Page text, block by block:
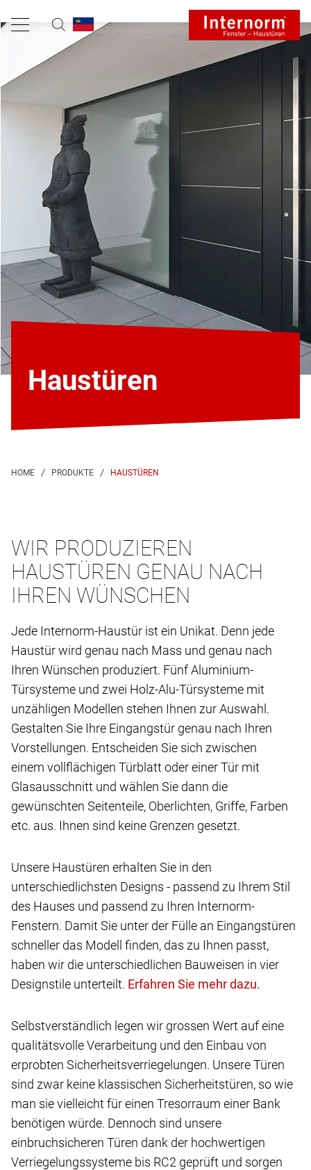
Haustüren
HAUSTÜREN
WIR PRODUZIEREN
HAUSTÜREN GENAU NACH
IHREN WÜNSCHEN
Jede Internorm-Haustür ist ein Unikat. Denn jede
Haustür wird genau nach Mass und genau nach
Ihren Wünschen produziert. Fünf Aluminium-
Türsysteme und zwei Holz-Alu-Türsysteme mit
unzähligen Modellen stehen Ihnen zur Auswahl.
Gestalten Sie Ihre Eingangstür genau nach Ihren
Vorstellungen. Entscheiden Sie sich zwischen
einem vollflächigen Türblatt oder einer Tür mit
Glasausschnitt und wählen Sie dann die
gewünschten Seitenteile, Oberlichten, Griffe, Farben
etc. aus. Ihnen sind keine Grenzen gesetzt.
Unsere Haustüren erhalten Sie in den
unterschiedlichsten Designs - passend zu Ihrem Stil
des Hauses und passend zu Ihren Internorm-
Fenstern. Damit Sie unter der Fülle an Eingangstüren
schneller das Modell finden, das zu Ihnen passt,
haben wir die unterschiedlichen Bauweisen in vier
Designstile unterteilt.
Selbstverständlich legen wir grossen Wert auf eine
qualitätsvolle Verarbeitung und den Einbau von
erprobten Sicherheitsverriegelungen. Unsere Türen
sind zwar keine klassischen Sicherheitstüren, so wie
man sie vielleicht für einen Tresorraum einer Bank
benötigen würde. Dennoch sind unsere
einbruchsicheren Türen dank der hochwertigen
Verriegelungssysteme bis RC2 geprüft und sorgen